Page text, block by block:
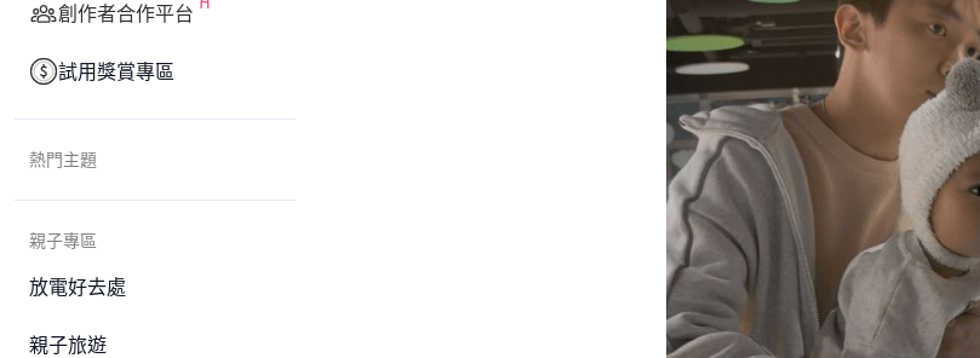
創作者合作平台
試用獎賞專區
熱門主題
親子專區
放電好去處
親子旅遊